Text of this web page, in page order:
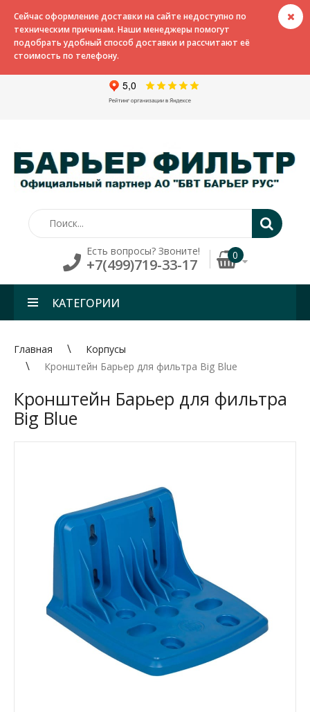
Сейчас оформление доставки на сайте недоступно по
техническим причинам. Наши менеджеры помогут
подобрать удобный способ доставки и рассчитают её
стоимость по телефону.
Есть вопросы? Звоните!
+7(499)719-33-17
0
КАТЕГОРИИ
Главная
Корпусы
Кронштейн Барьер для фильтра Big Blue
Кронштейн Барьер для фильтра
Big Blue